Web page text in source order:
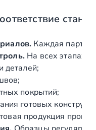
Каждая партия
На всех этапах
деталей;
покрытий;
готовых
продукция